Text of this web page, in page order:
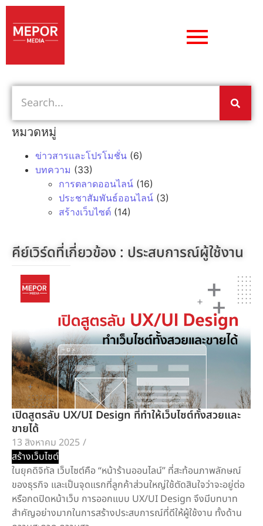
หมวดหมู่
ข่าวสารและโปรโมชั่น (6)
บทความ (33)
การตลาดออนไลน์ (16)
ประชาสัมพันธ์ออนไลน์ (3)
สร้างเว็บไซต์ (14)
คีย์เวิร์ดที่เกี่ยวข้อง : ประสบการณ์ผู้ใช้งาน
เปิดสูตรลับ UX/UI Design ที่ทำให้เว็บไซต์ทั้งสวยและ
ขายได้
13 สิงหาคม 2025 /
สร้างเว็บไซต์
ในยุคดิจิทัล เว็บไซต์คือ “หน้าร้านออนไลน์” ที่สะท้อนภาพลักษณ์
ของธุรกิจ และเป็นจุดแรกที่ลูกค้าส่วนใหญ่ใช้ตัดสินใจว่าจะอยู่ต่อ
หรือกดปิดหน้าเว็บ การออกแบบ UX/UI Design จึงมีบทบาท
สำคัญอย่างมากในการสร้างประสบการณ์ที่ดีให้ผู้ใช้งาน ทั้งด้าน